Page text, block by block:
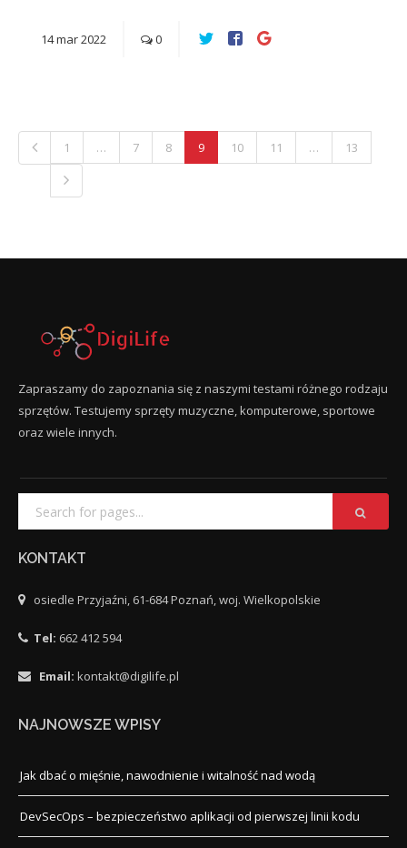
14mar2022 0
1 … 7 8 9 10 11 … 13
Zapraszamy do zapoznania się z naszymi testami różnego rodzaju
sprzętów. Testujemy sprzęty muzyczne, komputerowe, sportowe
oraz wiele innych.
KONTAKT
osiedle Przyjaźni, 61-684 Poznań, woj. Wielkopolskie
Tel: 662 412 594
Email: kontakt@digilife.pl
NAJNOWSZE WPISY
Jak dbać o mięśnie, nawodnienie i witalność nad wodą
DevSecOps – bezpieczeństwo aplikacji od pierwszej linii kodu